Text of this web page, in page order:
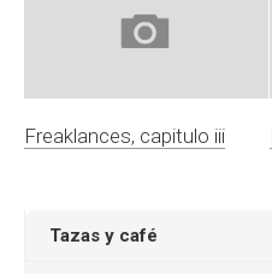
Freaklances, capitulo iii
Tazas y café